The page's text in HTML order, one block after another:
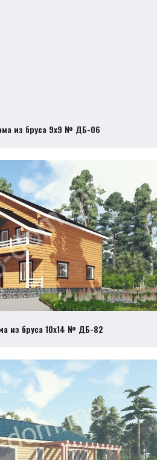
из бруса 9х9 № ДБ-06
из бруса 10х14 № ДБ-82